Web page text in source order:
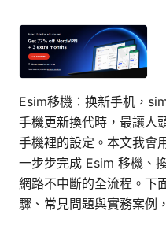
Esim移機：换新手机，
手機更新換代時，最讓人
手機裡的設定。本文我會
一步步完成 Esim 移機、
網路不中斷的全流程。下
驟、常見問題與實務案例